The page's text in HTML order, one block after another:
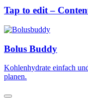
Tap to edit –
Bolus Buddy
Kohlenhydrate einfach
planen.